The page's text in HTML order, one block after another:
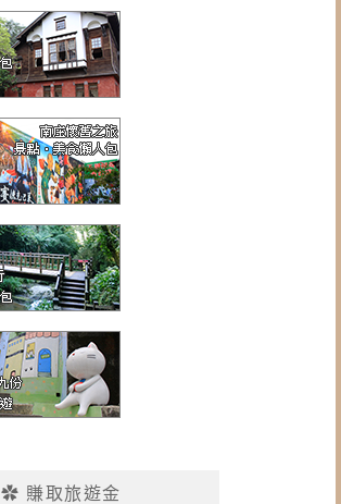
✿ 賺取旅遊金